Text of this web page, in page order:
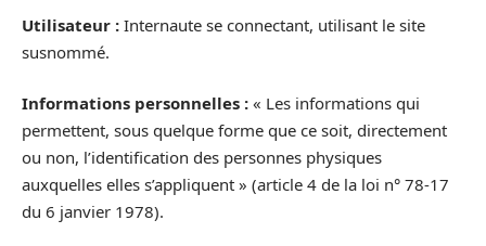
Utilisateur : Internaute se connectant, utilisant le site
susnommé.
Informations personnelles : « Les informations qui
permettent, sous quelque forme que ce soit, directement
ou non, l’identification des personnes physiques
auxquelles elles s’appliquent » (article 4 de la loi n° 78-17
du 6 janvier 1978).